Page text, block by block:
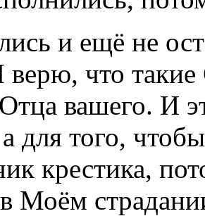
и ещё не
что
вашего. И
для того,
крестика,
Моём